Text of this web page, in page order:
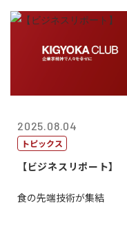
2025.08.04
トピックス
【ビジネスリポート】
食の先端技術が集結